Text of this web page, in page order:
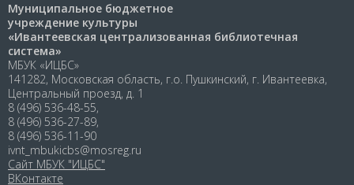
Муниципальное бюджетное
учреждение культуры
«Ивантеевская централизованная библиотечная
система»
МБУК «ИЦБС»
141282, Московская область, г.о. Пушкинский, г. Ивантеевка,
Центральный проезд, д. 1
8 (496) 536-48-55,
8 (496) 536-27-89,
8 (496) 536-11-90
ivnt_mbukicbs@mosreg.ru
Сайт МБУК "ИЦБС"
ВКонтакте